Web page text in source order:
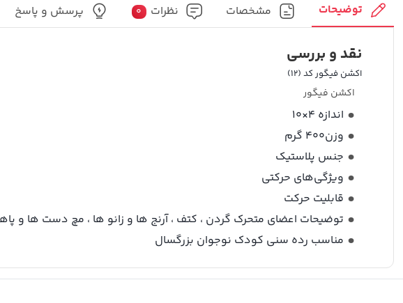
توضیحات مشخصات نظرات 0 پرسش و پاسخ
نقد و بررسی
اکشن فیگور کد (12)
اکشن فیگور
اندازه 4×10
وزن400 گرم
جنس پلاستیک
ویژگی‌های حرکتی
قابلیت حرکت
توضیحات اعضای متحرک گردن ، کتف ، آرنج ها و زانو ها ، مچ دست ها و
مناسب رده سنی کودک نوجوان بزرگسال